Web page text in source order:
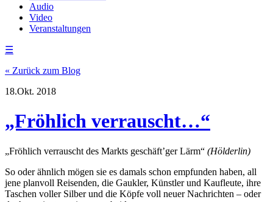
Audio
Video
Veranstaltungen
☰
« Zurück zum Blog
18.Okt. 2018
„Fröhlich verrauscht…“
„Fröhlich verrauscht des Markts geschäft’ger Lärm“ (Hölderlin)
So oder ähnlich mögen sie es damals schon empfunden haben, all
jene planvoll Reisenden, die Gaukler, Künstler und Kaufleute, ihre
Taschen voller Silber und die Köpfe voll neuer Nachrichten – oder